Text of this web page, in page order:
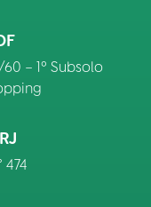
– 1º Subsolo
474